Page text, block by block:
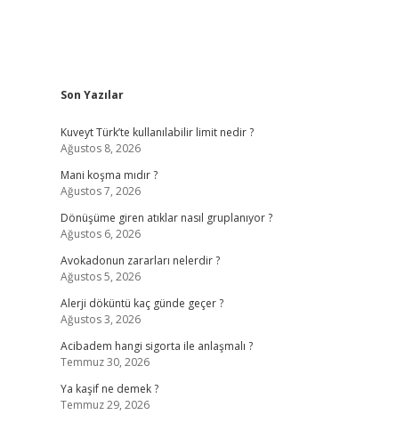
Sidebar
Son Yazılar
Kuveyt Türk’te kullanılabilir limit nedir ?
Ağustos 8, 2026
Mani koşma mıdır ?
Ağustos 7, 2026
Dönüşüme giren atıklar nasıl gruplanıyor ?
Ağustos 6, 2026
Avokadonun zararları nelerdir ?
Ağustos 5, 2026
Alerji döküntü kaç günde geçer ?
Ağustos 3, 2026
Acibadem hangi sigorta ile anlaşmalı ?
Temmuz 30, 2026
Ya kaşif ne demek ?
Temmuz 29, 2026